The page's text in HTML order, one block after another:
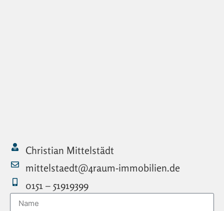
Christian Mittelstädt
mittelstaedt@4raum-immobilien.de
0151 – 51919399